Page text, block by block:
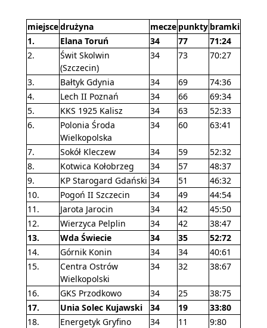
miejscedrużyna mecze punkty bramki
1.
Elana Toruń 34 77
71:24
2.
Świt Skolwin
(Szczecin)
34 73 70:27
3. Bałtyk Gdynia 34 69
74:36
4.
Lech II Poznań 34 66
69:34
5.
KKS 1925 Kalisz 34 63
52:33
6.
Polonia Środa
Wielkopolska
34 60 63:41
7. Sokół Kleczew 34 59
52:32
8.
Kotwica Kołobrzeg 34 57
48:37
9.
KP Starogard Gdański 34 51
46:32
10.
Pogoń II Szczecin 34 49
44:54
11.
Jarota Jarocin 34 42
45:50
12.
Wierzyca Pelplin 34 42
38:47
13.
Wda Świecie 34 35
52:72
14.
Górnik Konin 34 34
40:61
15.
Centra Ostrów
Wielkopolski
34 32 38:67
16. GKS Przodkowo 34 25
38:75
17.
Unia Solec Kujawski 34 19
33:80
18.
Energetyk Gryfino 34 11 9:80